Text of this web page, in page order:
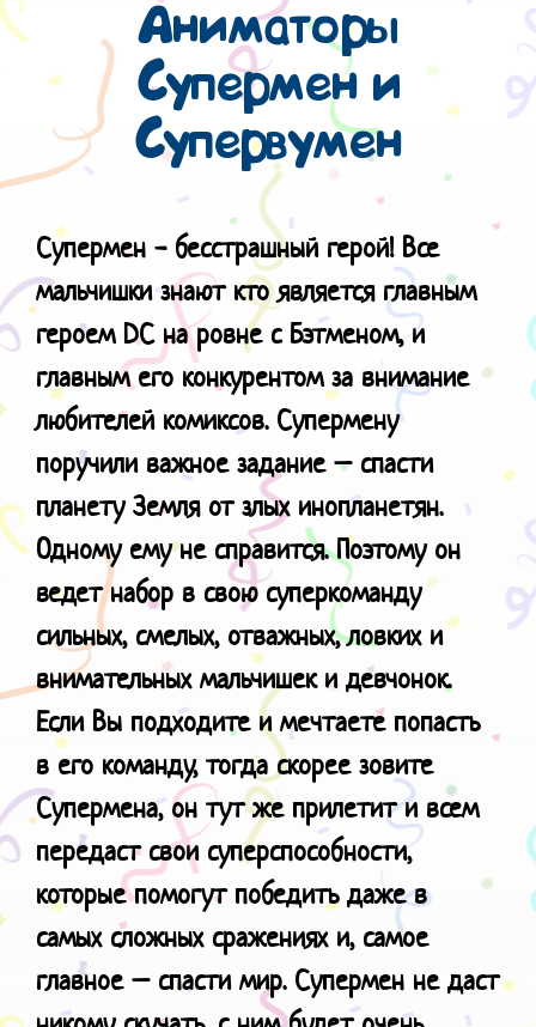
Аниматоры
Супермен и
Супервумен
Супермен - бесстрашный герой! Все
мальчишки знают кто является главным
героем DC на ровне с Бэтменом, и
главным его конкурентом за внимание
любителей комиксов. Супермену
поручили важное задание – спасти
планету Земля от злых инопланетян.
Одному ему не справится. Поэтому он
ведет набор в свою суперкоманду
сильных, смелых, отважных, ловких и
внимательных мальчишек и девчонок.
Если Вы подходите и мечтаете попасть
в его команду, тогда скорее зовите
Супермена, он тут же прилетит и всем
передаст свои суперспособности,
которые помогут победить даже в
самых сложных сражениях и, самое
главное – спасти мир. Супермен не даст